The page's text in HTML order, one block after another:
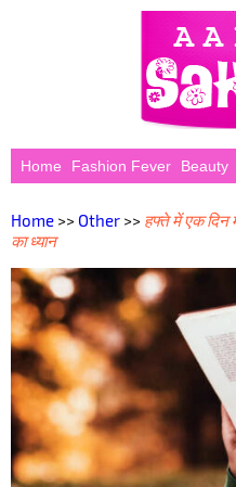
Home Fashion Fever Beauty
Home >> Other >> हफ्ते में एक
का ध्यान